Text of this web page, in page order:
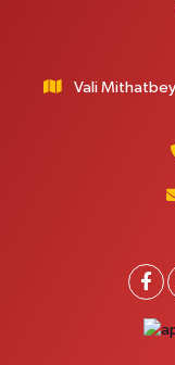
Engin Eczanesi
Beyazıt Mahallesi,
Muhammed
0 (432) 712 22 87
Otogar Eczanesi
Vali